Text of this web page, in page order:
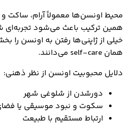
محیط اونسن‌ها معمولاً آرام، ساکت
همین ترکیب باعث می‌شود
خیلی از ژاپنی‌ها رفتن به اونسن را
همان self-care می‌دانند.
دلایل محبوبیت اونسن از نظر ذهنی:
دورشدن از شلوغی شهر
سکوت و نبود موسیقی یا
ارتباط مستقیم با طبیعت